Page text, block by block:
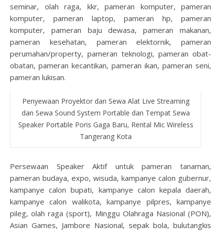
seminar, olah raga, kkr, pameran komputer, pameran
komputer, pameran laptop, pameran hp, pameran
komputer, pameran baju dewasa, pameran makanan,
pameran kesehatan, pameran elektornik, pameran
perumahan/property, pameran teknologi, pameran obat-
obatan, pameran kecantikan, pameran ikan, pameran seni,
pameran lukisan.
Penyewaan Proyektor dan Sewa Alat Live Streaming
dan Sewa Sound System Portable dan Tempat Sewa
Speaker Portable Poris Gaga Baru, Rental Mic Wireless
Tangerang Kota
Persewaan Speaker Aktif untuk pameran tanaman,
pameran budaya, expo, wisuda, kampanye calon gubernur,
kampanye calon bupati, kampanye calon kepala daerah,
kampanye calon walikota, kampanye pilpres, kampanye
pileg, olah raga (sport), Minggu Olahraga Nasional (PON),
Asian Games, Jambore Nasional, sepak bola, bulutangkis